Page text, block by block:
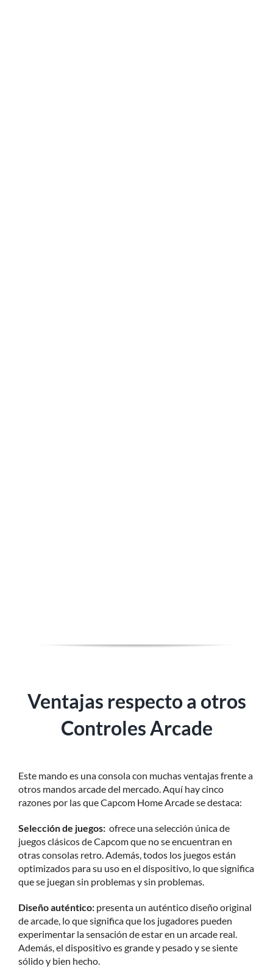
Ventajas respecto a otros
Controles Arcade
Este mando es una consola con muchas ventajas frente a
otros mandos arcade del mercado. Aquí hay cinco
razones por las que Capcom Home Arcade se destaca:
Selección de juegos:ofrece una selección única de
juegos clásicos de Capcom que no se encuentran en
otras consolas retro. Además, todos los juegos están
optimizados para su uso en el dispositivo, lo que significa
que se juegan sin problemas y sin problemas.
Diseño auténtico:presenta un auténtico diseño original
de arcade, lo que significa que los jugadores pueden
experimentar la sensación de estar en un arcade real.
Además, el dispositivo es grande y pesado y se siente
sólido y bien hecho.